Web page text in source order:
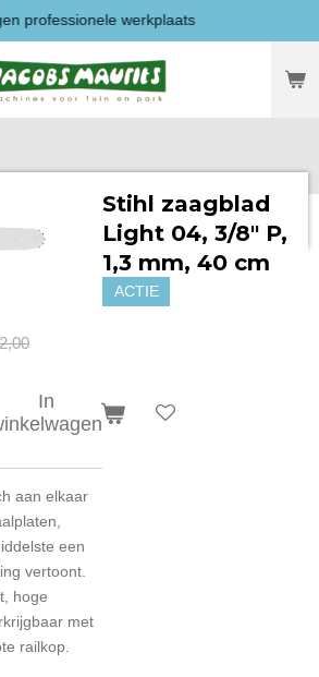
professionele werkplaats
Stihl zaagblad
Light 04, 3/8" P,
1,3 mm, 40 cm
ACTIE
In
aan elkaar
een
vertoont.
hoge
met
railkop.